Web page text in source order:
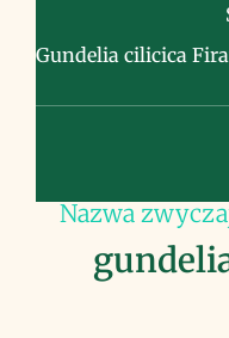
Gundelia cilicica
Nazwa